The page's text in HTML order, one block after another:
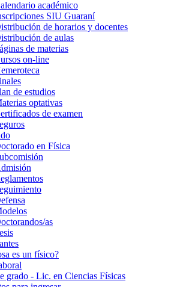
académico
SIU Guaraní
de horarios y docentes
de aulas
de materias
on-line
de estudios
optativas
de examen
en Física
as
es un físico?
grado - Lic. en Ciencias Físicas